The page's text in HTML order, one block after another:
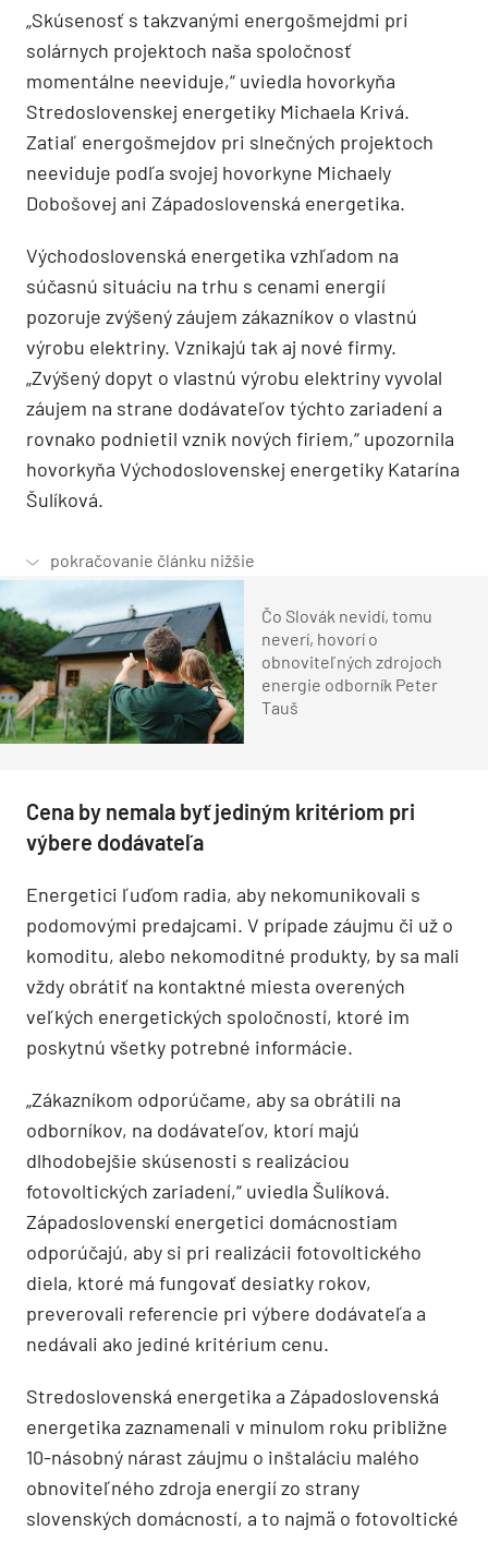
„Skúsenosť s takzvanými energošmejdmi pri
solárnych projektoch naša spoločnosť
momentálne neeviduje,“ uviedla hovorkyňa
Stredoslovenskej energetiky Michaela Krivá.
Zatiaľ energošmejdov pri slnečných projektoch
neeviduje podľa svojej hovorkyne Michaely
Dobošovej ani Západoslovenská energetika.
Východoslovenská energetika vzhľadom na
súčasnú situáciu na trhu s cenami energií
pozoruje zvýšený záujem zákazníkov o vlastnú
výrobu elektriny. Vznikajú tak aj nové firmy.
„Zvýšený dopyt o vlastnú výrobu elektriny vyvolal
záujem na strane dodávateľov týchto zariadení a
rovnako podnietil vznik nových firiem,“ upozornila
hovorkyňa Východoslovenskej energetiky Katarína
Šulíková.
Čo Slovák nevidí, tomu
neverí, hovorí o
obnoviteľných zdrojoch
energie odborník Peter
Tauš
Cena by nemala byť jediným kritériom pri
výbere dodávateľa
Energetici ľuďom radia, aby nekomunikovali s
podomovými predajcami. V prípade záujmu či už o
komoditu, alebo nekomoditné produkty, by sa mali
vždy obrátiť na kontaktné miesta overených
veľkých energetických spoločností, ktoré im
poskytnú všetky potrebné informácie.
„Zákazníkom odporúčame, aby sa obrátili na
odborníkov, na dodávateľov, ktorí majú
dlhodobejšie skúsenosti s realizáciou
fotovoltických zariadení,“ uviedla Šulíková.
Západoslovenskí energetici domácnostiam
odporúčajú, aby si pri realizácii fotovoltického
diela, ktoré má fungovať desiatky rokov,
preverovali referencie pri výbere dodávateľa a
nedávali ako jediné kritérium cenu.
Stredoslovenská energetika a Západoslovenská
energetika zaznamenali v minulom roku približne
10-násobný nárast záujmu o inštaláciu malého
obnoviteľného zdroja energií zo strany
slovenských domácností, a to najmä o fotovoltické